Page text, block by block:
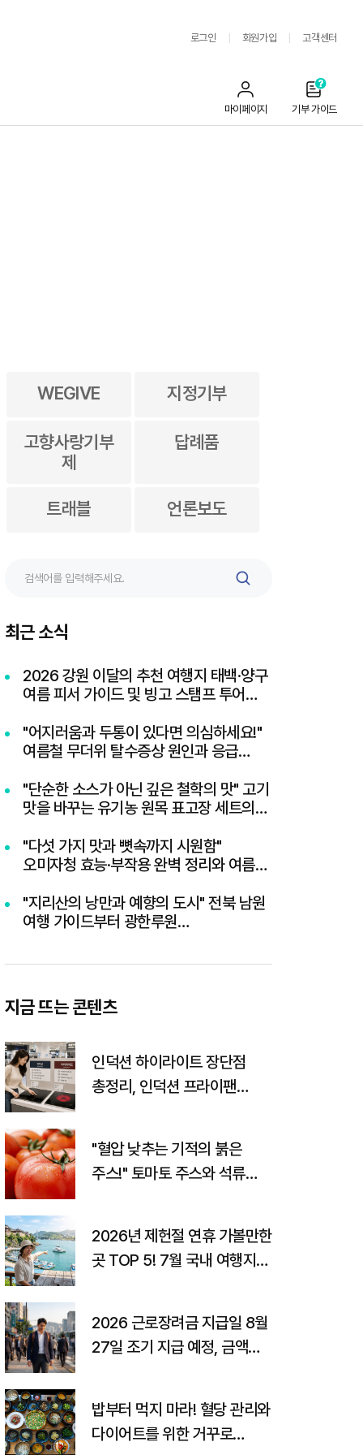
로그인 회원가입 고객센터
마이페이지 기부 가이드
WEGIVE 지정기부
고향사랑기부
제
답례품
트래블 언론보도
검
최근 소식
2026 강원 이달의 추천 여행지 태백·양구
여름 피서 가이드 및 빙고 스탬프 투어
"어지러움과 두통이 있다면 의심하세요!"
여름철 무더위 탈수증상 원인과 응급
"단순한 소스가 아닌 깊은 철학의 맛" 고기
맛을 바꾸는 유기농 원목 표고장 세트의
"다섯 가지 맛과 뼛속까지 시원함"
오미자청 효능·부작용 완벽 정리와 여름
"지리산의 낭만과 예향의 도시" 전북 남원
여행 가이드부터 광한루원
지금 뜨는 콘텐츠
인덕션 하이라이트 장단점
총정리, 인덕션 프라이팬
"혈압 낮추는 기적의 붉은
주스!" 토마토 주스와 석류
2026년 제헌절 연휴 가볼만한
곳 TOP 5! 7월 국내 여행지
2026 근로장려금 지급일 8월
27일 조기 지급 예정, 금액
밥부터 먹지 마라! 혈당 관리와
다이어트를 위한 거꾸로